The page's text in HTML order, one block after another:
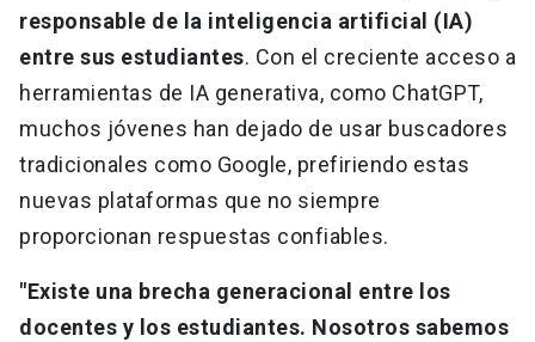
responsable de la inteligencia artificial (IA)
entre sus estudiantes. Con el creciente acceso a
herramientas de IA generativa, como ChatGPT,
muchos jóvenes han dejado de usar buscadores
tradicionales como Google, prefiriendo estas
nuevas plataformas que no siempre
proporcionan respuestas confiables.
"Existe una brecha generacional entre los
docentes y los estudiantes. Nosotros sabemos